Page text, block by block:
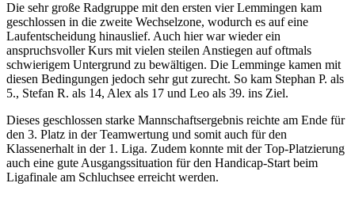
Die sehr große Radgruppe mit den ersten vier Lemmingen kam
geschlossen in die zweite Wechselzone, wodurch es auf eine
Laufentscheidung hinauslief. Auch hier war wieder ein
anspruchsvoller Kurs mit vielen steilen Anstiegen auf oftmals
schwierigem Untergrund zu bewältigen. Die Lemminge kamen mit
diesen Bedingungen jedoch sehr gut zurecht. So kam Stephan P. als
5., Stefan R. als 14, Alex als 17 und Leo als 39. ins Ziel.
Dieses geschlossen starke Mannschaftsergebnis reichte am Ende für
den 3. Platz in der Teamwertung und somit auch für den
Klassenerhalt in der 1. Liga. Zudem konnte mit der Top-Platzierung
auch eine gute Ausgangssituation für den Handicap-Start beim
Ligafinale am Schluchsee erreicht werden.